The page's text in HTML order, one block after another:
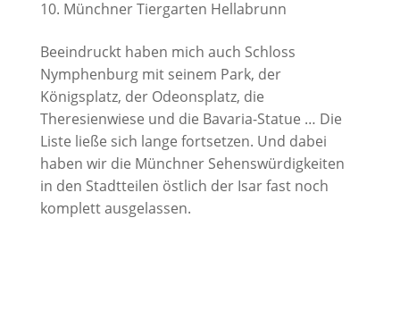
Münchner Tiergarten Hellabrunn
Beeindruckt haben mich auch Schloss
Nymphenburg mit seinem Park, der
Königsplatz, der Odeonsplatz, die
Theresienwiese und die Bavaria-Statue … Die
Liste ließe sich lange fortsetzen. Und dabei
haben wir die Münchner Sehenswürdigkeiten
in den Stadtteilen östlich der Isar fast noch
komplett ausgelassen.